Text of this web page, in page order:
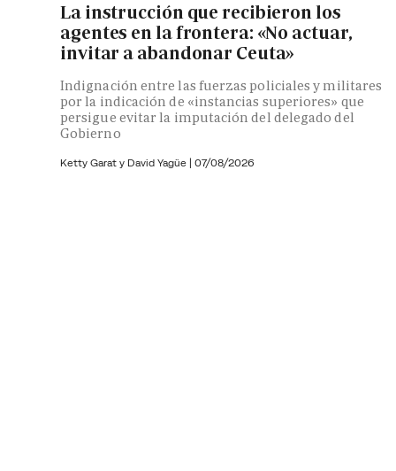
La instrucción que recibieron los
agentes en la frontera: «No actuar,
invitar a abandonar Ceuta»
Indignación entre las fuerzas policiales y militares
por la indicación de «instancias superiores» que
persigue evitar la imputación del delegado del
Gobierno
Ketty Garat y David Yagüe | 07/08/2026